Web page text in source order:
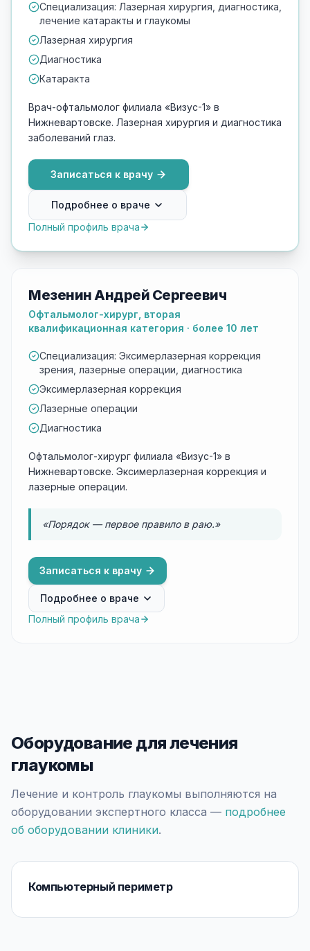
Специализация: Лазерная хирургия, диагностика,
лечение катаракты и глаукомы
Лазерная хирургия
Диагностика
Катаракта
Врач-офтальмолог филиала «Визус-1» в
Нижневартовске. Лазерная хирургия и диагностика
заболеваний глаз.
Записаться к врачу
Подробнее о враче
Полный профиль врача
Мезенин Андрей Сергеевич
Офтальмолог-хирург, вторая
квалификационная категория · более 10 лет
Специализация: Эксимерлазерная коррекция
зрения, лазерные операции, диагностика
Эксимерлазерная коррекция
Лазерные операции
Диагностика
Офтальмолог-хирург филиала «Визус-1» в
Нижневартовске. Эксимерлазерная коррекция и
лазерные операции.
«Порядок — первое правило в раю.»
Записаться к врачу
Подробнее о враче
Полный профиль врача
Оборудование для лечения
глаукомы
Лечение и контроль глаукомы выполняются на
оборудовании экспертного класса — подробнее
об оборудовании клиники.
Компьютерный периметр